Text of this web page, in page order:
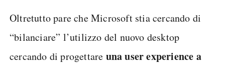
Oltretutto pare che Microsoft stia cercando di
“bilanciare” l’utilizzo del nuovo desktop
cercando di progettare una user experience a